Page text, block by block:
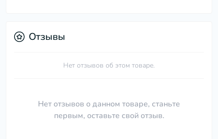
Отзывы
Нет отзывов об этом товаре.
Нет отзывов о данном товаре, станьте
первым, оставьте свой отзыв.